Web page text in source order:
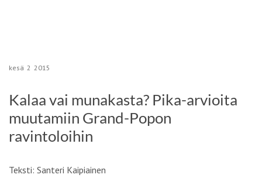
kesä 2 2015
Kalaa vai munakasta? Pika-arvioita
muutamiin Grand-Popon
ravintoloihin
Teksti: Santeri Kaipiainen